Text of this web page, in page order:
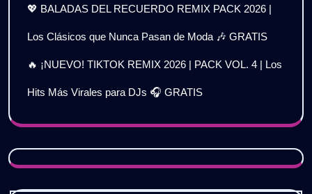
💖 BALADAS DEL RECUERDO REMIX PACK 2026 |
Los Clásicos que Nunca Pasan de Moda 🎶 GRATIS
🔥 ¡NUEVO! TIKTOK REMIX 2026 | PACK VOL. 4 | Los
Hits Más Virales para DJs 🎧 GRATIS